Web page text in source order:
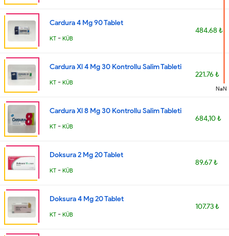
Cardura 4 Mg 90 Tablet
KT - KÜB
484.68 ₺
Cardura Xl 4 Mg 30 Kontrollu Salim Tableti
KT - KÜB
221.76 ₺
Cardura Xl 8 Mg 30 Kontrollu Salim Tableti
KT - KÜB
684,10 ₺
Doksura 2 Mg 20 Tablet
KT - KÜB
89.67 ₺
Doksura 4 Mg 20 Tablet
KT - KÜB
107.73 ₺
NaN